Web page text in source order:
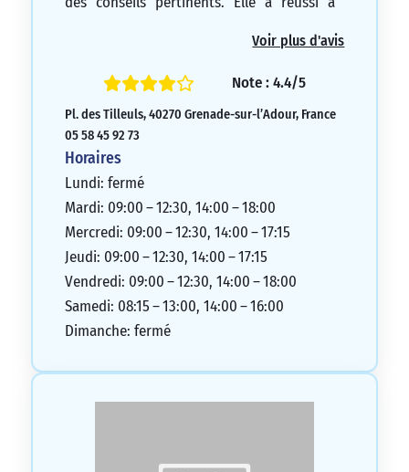
la remercier chaleureusement pour son
accueil chaleureux et pour la qualité de
Voir plus d'avis
Note : 4.4/5
Pl. des Tilleuls, 40270 Grenade-sur-l’Adour, France
05 58 45 92 73
Horaires
Lundi: fermé
Mardi: 09:00 – 12:30, 14:00 – 18:00
Mercredi: 09:00 – 12:30, 14:00 – 17:15
Jeudi: 09:00 – 12:30, 14:00 – 17:15
Vendredi: 09:00 – 12:30, 14:00 – 18:00
Samedi: 08:15 – 13:00, 14:00 – 16:00
Dimanche: fermé